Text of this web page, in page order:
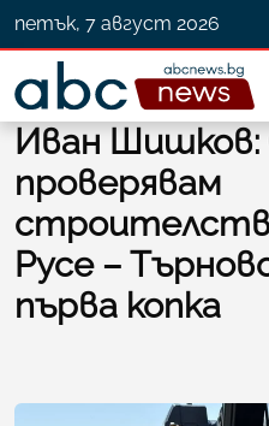
петък, 7 август 2026
Иван Шишков:
проверявам
Русе –
първа копка